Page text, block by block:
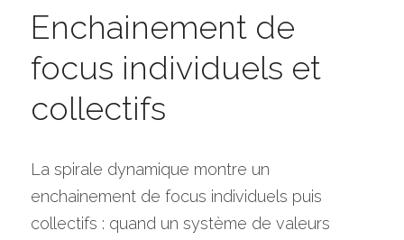
Enchainement de
focus individuels et
collectifs
La spirale dynamique montre un
enchainement de focus individuels puis
collectifs : quand un système de valeurs